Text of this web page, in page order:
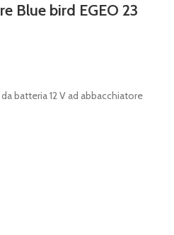
Blue bird EGEO 23
batteria 12 V ad abbacchiatore